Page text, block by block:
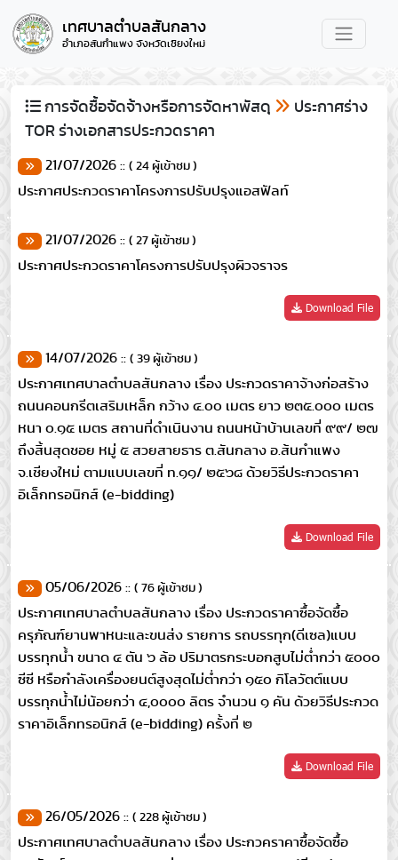
เทศบาลตำบลสันกลาง
อำเภอสันกำแพง จังหวัดเชียงใหม่
การจัดซื้อจัดจ้างหรือการจัดหาพัสดุ
ประกาศร่าง
TOR ร่างเอกสารประกวดราคา
21/07/2026 :: ( 24 ผู้เข้าชม )
ประกาศประกวดราคาโครงการปรับปรุงแอสฟัลท์
21/07/2026 :: ( 27 ผู้เข้าชม )
ประกาศประกวดราคาโครงการปรับปรุงผิวจราจร
Download File
14/07/2026 :: ( 39 ผู้เข้าชม )
ประกาศเทศบาลตำบลสันกลาง เรื่อง ประกวดราคาจ้างก่อสร้าง
ถนนคอนกรีตเสริมเหล็ก กว้าง ๔.๐๐ เมตร ยาว ๒๓๕.๐๐๐ เมตร
หนา ๐.๑๕ เมตร สถานที่ดำเนินงาน ถนนหน้าบ้านเลขที่ ๙๙/ ๒๗
ถึงสิ้นสุดชอย หมู่ ๕ สวยสายธาร ต.สันกลาง อ.ส้นกำแพง
จ.เชียงใหม่ ตามแบบเลขที่ ท.๑๑/ ๒๕๖๘ ด้วยวิธีประกวดราคา
อิเล็กทรอนิกส์ (e-bidding)
Download File
05/06/2026 :: ( 76 ผู้เข้าชม )
ประกาศเทศบาลตำบลสันกลาง เรื่อง ประกวดราคาซื้อจัดซื้อ
ครุภัณฑ์ยานพาหนะและขนส่ง รายการ รถบรรทุก(ดีเซล)แบบ
บรรทุกน้ำ ขนาด ๔ ตัน ๖ ล้อ ปริมาตรกระบอกสูบไม่ต่ำกว่า ๕๐๐๐
ซีซี หรือกำลังเครื่องยนต์สูงสุดไม่ต่ำกว่า ๑๕๐ กิโลวัตต์แบบ
บรรทุกน้ำไม่น้อยกว่า ๔,๐๐๐๐ ลิตร จำนวน ๑ คัน ด้วยวิธีประกวด
ราคาอิเล็กทรอนิกส์ (e-bidding) ครั้งที่ ๒
Download File
26/05/2026 :: ( 228 ผู้เข้าชม )
ประกาศเทศบาลตำบลสันกลาง เรื่อง ประกวคราคาซื้อจัดซื้อ